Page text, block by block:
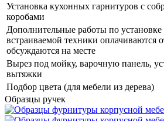
Установка кухонных гарнитуров с
коробами
Дополнительные работы по установке
встраиваемой техники оплачиваются
обсуждаются на месте
Вырез под мойку, варочную панель,
вытяжки
Подбор цвета (для мебели из дерева)
Образцы ручек